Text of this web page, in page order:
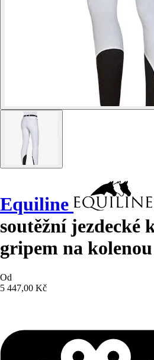
Equiline
soutěžní jezdecké
gripem na
Od
5 447,00 Kč